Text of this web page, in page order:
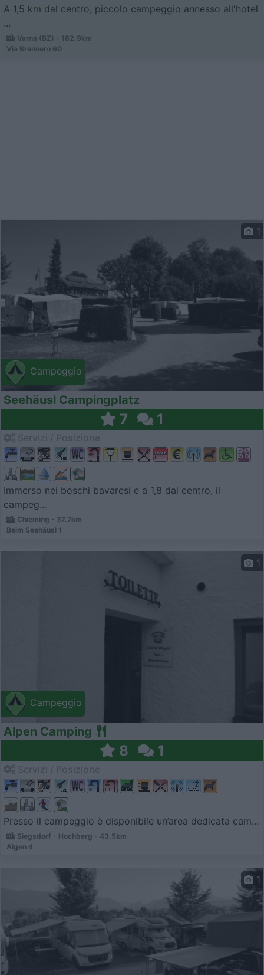
A 1,5 km dal centro, piccolo campeggio annesso all'hotel
...
Varna (BZ) - 182.9km
Via Brennero 60
Campeggio
1
Seehäusl Campingplatz
7 1
Immerso nei boschi bavaresi e a 1,8 dal centro, il
campeg...
Chieming - 37.7km
Beim Seehäusl 1
Campeggio
1
Alpen Camping
8 1
Presso il campeggio è disponibile un’area dedicata cam...
Siegsdorf - Hochberg - 43.5km
Aigen 4
1